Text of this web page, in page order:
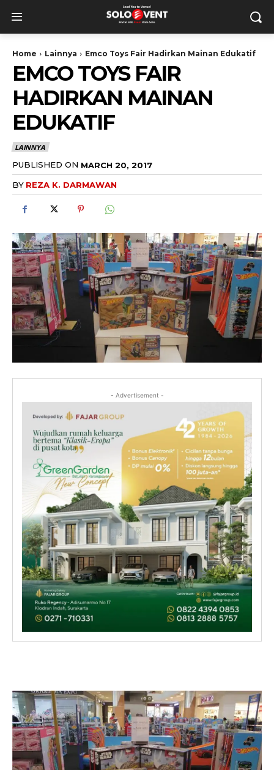
Home Lainnya Emco Toys Fair Hadirkan Mainan Edukatif
EMCO TOYS FAIR
HADIRKAN MAINAN
EDUKATIF
LAINNYA
PUBLISHED ON MARCH 20, 2017
BY REZA K. DARMAWAN
- Advertisement -